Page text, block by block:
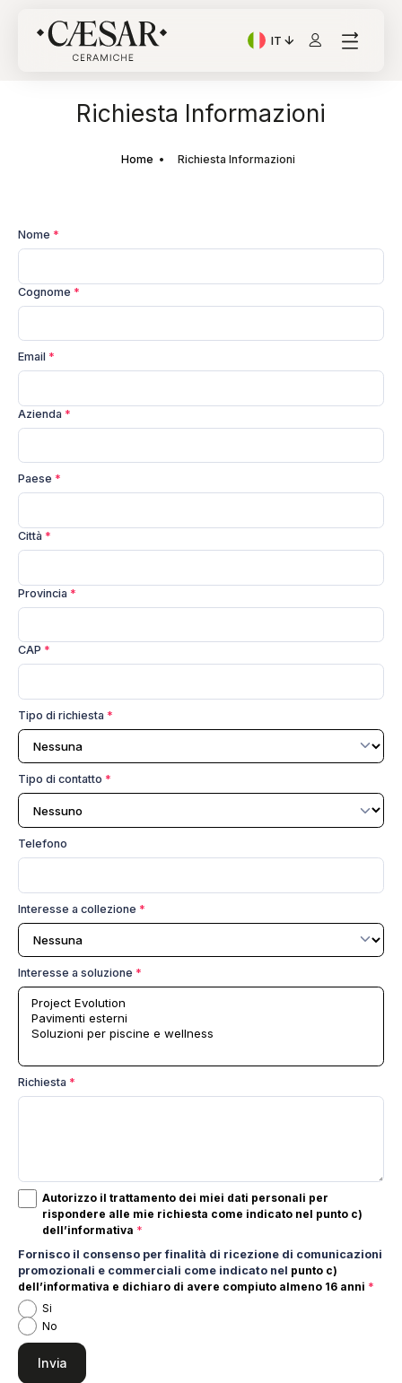
IT
Lingua corrente:
Richiesta Informazioni
Home Richiesta Informazioni
Nome *
Cognome *
Email *
Azienda *
Paese *
Città *
Provincia *
CAP *
Tipo di richiesta *
Tipo di contatto *
Telefono
Interesse a collezione *
Interesse a soluzione *
Richiesta *
Autorizzo il trattamento dei miei dati personali per
rispondere alle mie richiesta come indicato nel punto c)
dell’informativa *
Fornisco il consenso per finalità di ricezione di comunicazioni
promozionali e commerciali come indicato nel punto c)
dell’informativa e dichiaro di avere compiuto almeno 16 anni *
Si
No